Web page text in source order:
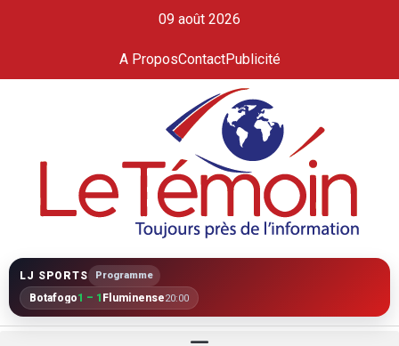
09 août 2026
A ProposContactPublicité
LJ SPORTS Programme
Botafogo1 – 1 Fluminense20:00